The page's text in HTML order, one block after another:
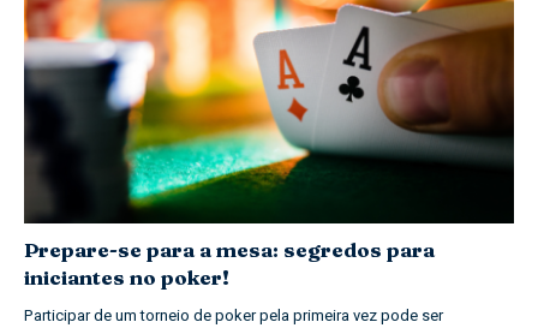
Prepare-se para a mesa: segredos para
iniciantes no poker!
Participar de um torneio de poker pela primeira vez pode ser